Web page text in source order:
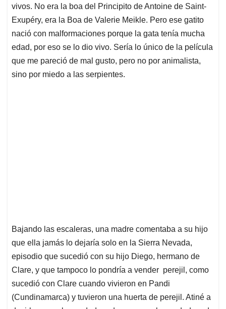
vivos. No era la boa del Principito de Antoine de Saint-
Exupéry, era la Boa de Valerie Meikle. Pero ese gatito
nació con malformaciones porque la gata tenía mucha
edad, por eso se lo dio vivo. Sería lo único de la película
que me pareció de mal gusto, pero no por animalista,
sino por miedo a las serpientes.
Bajando las escaleras, una madre comentaba a su hijo
que ella jamás lo dejaría solo en la Sierra Nevada,
episodio que sucedió con su hijo Diego, hermano de
Clare, y que tampoco lo pondría a vender perejil, como
sucedió con Clare cuando vivieron en Pandi
(Cundinamarca) y tuvieron una huerta de perejil. Atiné a